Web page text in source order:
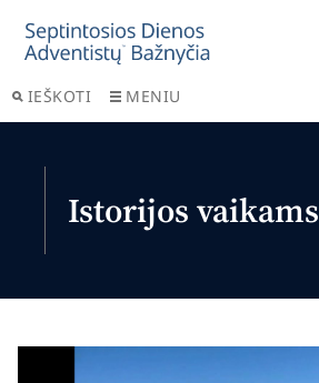
IEŠKOTI MENIU
Istorijos vaikams